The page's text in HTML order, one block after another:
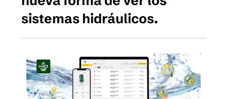
sistemas hidráulicos.